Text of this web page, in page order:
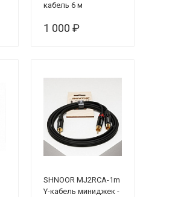
кабель 6 м
1 000 ₽
SHNOOR MJ2RCA-1m
Y-кабель миниджек -